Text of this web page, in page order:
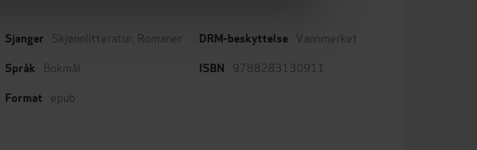
Sjanger Skjønnlitteratur Romaner
Språk Bokmål
Format epub
DRM-beskyttelse Vannmerket
ISBN 9788283130911